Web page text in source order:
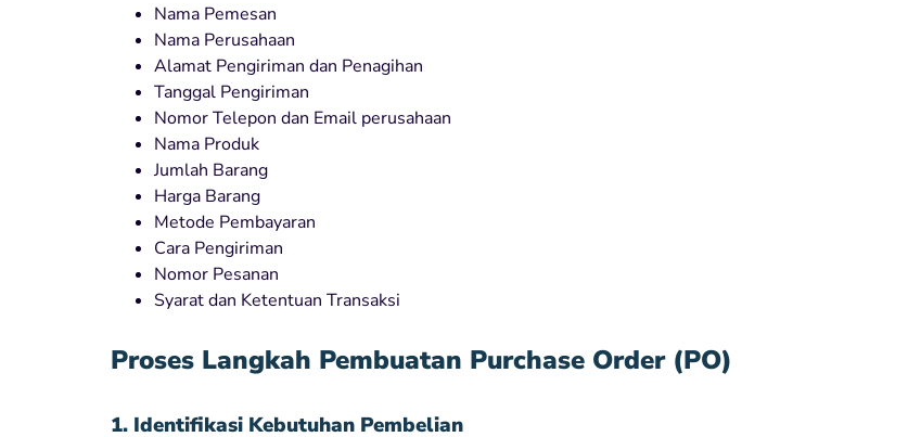
Nama Pemesan
Nama Perusahaan
Alamat Pengiriman dan Penagihan
Tanggal Pengiriman
Nomor Telepon dan Email perusahaan
Nama Produk
Jumlah Barang
Harga Barang
Metode Pembayaran
Cara Pengiriman
Nomor Pesanan
Syarat dan Ketentuan Transaksi
Proses Langkah Pembuatan Purchase Order (PO)
1. Identifikasi Kebutuhan Pembelian